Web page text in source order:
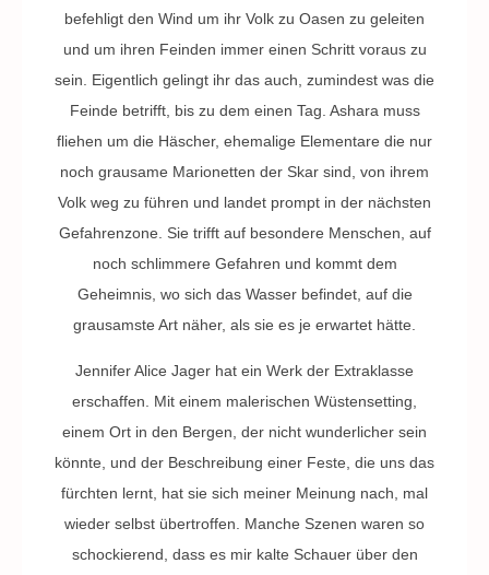
befehligt den Wind um ihr Volk zu Oasen zu geleiten
und um ihren Feinden immer einen Schritt voraus zu
sein. Eigentlich gelingt ihr das auch, zumindest was die
Feinde betrifft, bis zu dem einen Tag. Ashara muss
fliehen um die Häscher, ehemalige Elementare die nur
noch grausame Marionetten der Skar sind, von ihrem
Volk weg zu führen und landet prompt in der nächsten
Gefahrenzone. Sie trifft auf besondere Menschen, auf
noch schlimmere Gefahren und kommt dem
Geheimnis, wo sich das Wasser befindet, auf die
grausamste Art näher, als sie es je erwartet hätte.
Jennifer Alice Jager hat ein Werk der Extraklasse
erschaffen. Mit einem malerischen Wüstensetting,
einem Ort in den Bergen, der nicht wunderlicher sein
könnte, und der Beschreibung einer Feste, die uns das
fürchten lernt, hat sie sich meiner Meinung nach, mal
wieder selbst übertroffen. Manche Szenen waren so
schockierend, dass es mir kalte Schauer über den